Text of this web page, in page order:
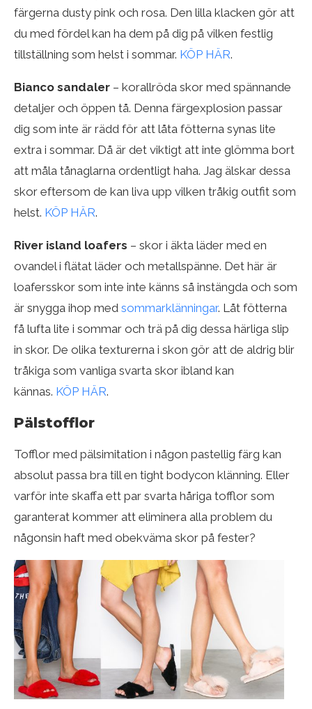
färgerna dusty pink och rosa. Den lilla klacken gör att
du med fördel kan ha dem på dig på vilken festlig
tillställning som helst i sommar. KÖP HÄR.
Bianco sandaler – korallröda skor med spännande
detaljer och öppen tå. Denna färgexplosion passar
dig som inte är rädd för att låta fötterna synas lite
extra i sommar. Då är det viktigt att inte glömma bort
att måla tånaglarna ordentligt haha. Jag älskar dessa
skor eftersom de kan liva upp vilken tråkig outfit som
helst. KÖP HÄR.
River island loafers – skor i äkta läder med en
ovandel i flätat läder och metallspänne. Det här är
loafersskor som inte inte känns så instängda och som
är snygga ihop med sommarklänningar. Låt fötterna
få lufta lite i sommar och trä på dig dessa härliga slip
in skor. De olika texturerna i skon gör att de aldrig blir
tråkiga som vanliga svarta skor ibland kan
kännas. KÖP HÄR.
Pälstofflor
Tofflor med pälsimitation i någon pastellig färg kan
absolut passa bra till en tight bodycon klänning. Eller
varför inte skaffa ett par svarta håriga tofflor som
garanterat kommer att eliminera alla problem du
någonsin haft med obekväma skor på fester?